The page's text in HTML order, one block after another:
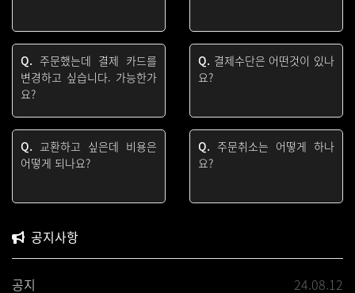
Q. 주문했는데 결제 카드를
변경하고 싶습니다. 가능한가
요?
Q. 결제수단은 어떤것이 있나
요?
Q. 교환하고 싶은데 비용은
어떻게 되나요?
Q. 주문취소는 어떻게 하나
요?
공지사항
공지 24.08.12